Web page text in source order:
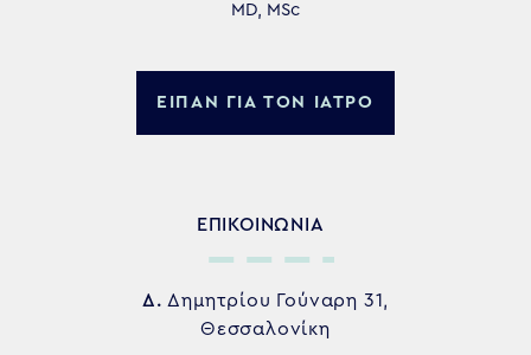
MD, MSc
ΕΙΠΑΝ ΓΙΑ ΤΟΝ ΙΑΤΡΟ
ΕΠΙΚΟΙΝΩΝΙΑ
Δ. Δημητρίου Γούναρη 31,
Θεσσαλονίκη